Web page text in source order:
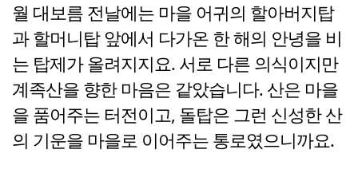
월 대보름 전날에는 마을 어귀의 할아버지탑
과 할머니탑 앞에서 다가온 한 해의 안녕을 비
는 탑제가 올려지지요. 서로 다른 의식이지만
계족산을 향한 마음은 같았습니다. 산은 마을
을 품어주는 터전이고, 돌탑은 그런 신성한 산
의 기운을 마을로 이어주는 통로였으니까요.